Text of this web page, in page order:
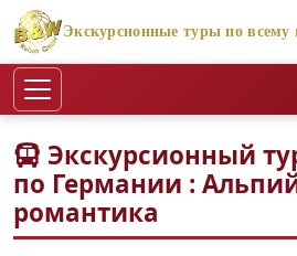
Экскурсионные туры по всему
Экскурсионный
по Германии :
романтика